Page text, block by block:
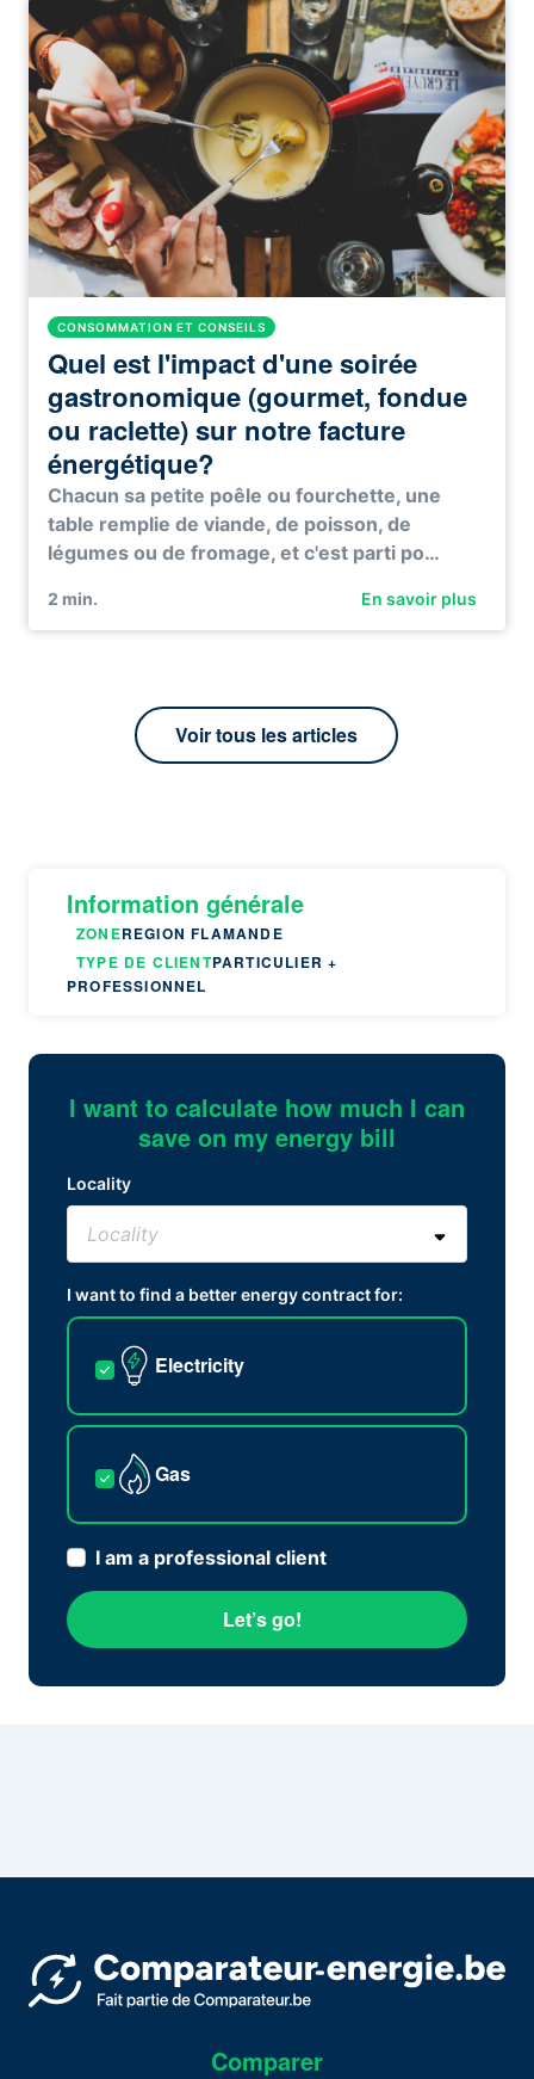
CONSOMMATION ET CONSEILS
Quel est l'impact d'une soirée
gastronomique (gourmet, fondue
ou raclette) sur notre facture
énergétique?
Chacun sa petite poêle ou fourchette, une
table remplie de viande, de poisson, de
légumes ou de fromage, et c'est parti po…
2 min. En savoir plus
Voir tous les articles
Information générale
ZONEREGION FLAMANDE
TYPE DE CLIENTPARTICULIER +
PROFESSIONNEL
I want to calculate how much I can
save on my energy bill
Locality
I want to find a better energy contract for:
Electricity
Gas
I am a professional client
Let’s go!
Comparer